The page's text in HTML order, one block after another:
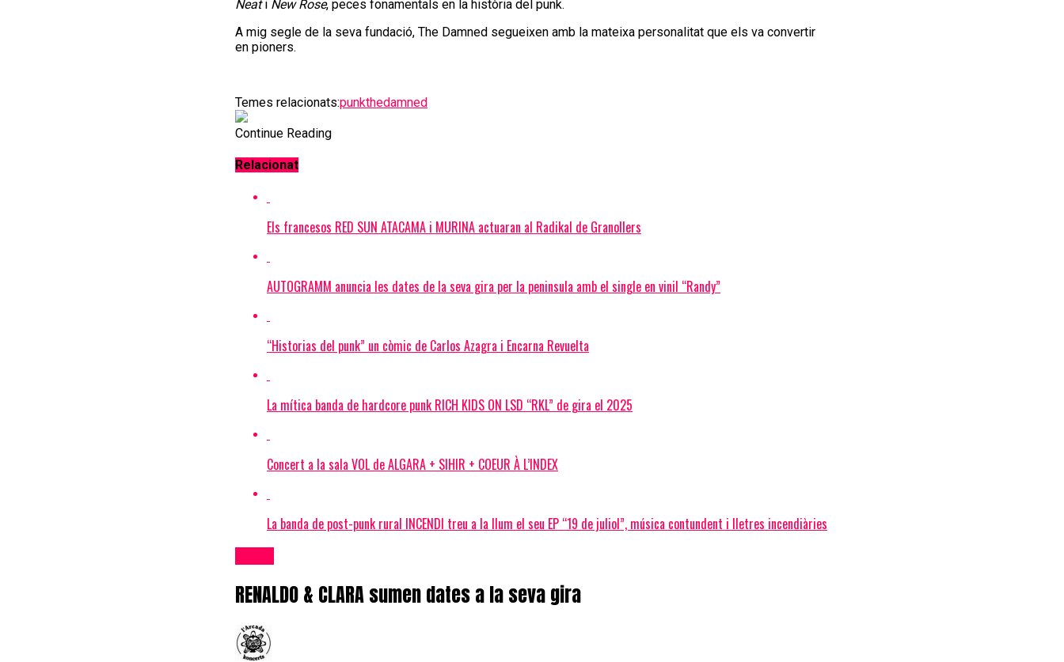
Neati New Rose, peces fonamentals en la història del punk.
A mig segle de la seva fundació, The Damned segueixen amb la mateixa personalitat que els va convertir
en pioners.
Temes relacionats:punkthedamned
Continue Reading
Relacionat
Els francesos RED SUN ATACAMA i MURINA actuaran al Radikal de Granollers
AUTOGRAMM anuncia les dates de la seva gira per la peninsula amb el single en vinil “Randy”
“Historias del punk” un còmic de Carlos Azagra i Encarna Revuelta
La mítica banda de hardcore punk RICH KIDS ON LSD “RKL” de gira el 2025
Concert a la sala VOL de ALGARA + SIHIR + COEUR À L’INDEX
La banda de post-punk rural INCENDI treu a la llum el seu EP “19 de juliol”, música contundent i lletres incendiàries
RENALDO & CLARA sumen dates a la seva gira